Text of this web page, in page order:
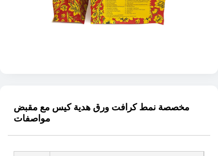
مخصصة نمط كرافت ورق هدية كيس مع مقبض
مواصفات